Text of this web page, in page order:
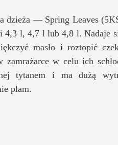
dzieża — Spring Leaves
4,3 l, 4,7 l lub 4,8 l. Nadaje
masło i roztopić
zamrażarce w celu ich
tytanem i ma dużą
plam.